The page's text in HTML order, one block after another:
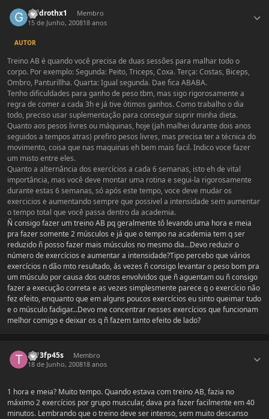
galdrothx1
Membro
15 de Junho, 200818 anos
AUTOR
Treino AB é quando você precisa de duas sessões para malhar todo o
corpo. Por exemplo: Segunda: Peito, Triceps, Coxa. Terça: Costas, Biceps,
Ombro, Panturillha. Quarta: Igual segunda. Dae fica ABABA.
Tenho dificuldades para ganho de peso tbm, mas sigo rigorosamente a
regra de comer a cada 3h e já tive ótimos ganhos. Como trabalho o dia
todo, preciso usar suplementação para conseguir suprir minha dieta.
Quanto aos pesos livres ou máquinas, hoje (jah malhei durante dois anos
seguidos a tempos atras) prefiro pesos livres, mas precisa ter a técnica do
movimento, coisa que nas maquinas eh bem mais facil. Indico voce fazer
um misto entre eles.
Quanto a alternância dos exercícios a cada 6 semanas, isto eh de vital
importância, mas você deve montar uma rotina e segui-la rigorosamente
durante estas 6 semanas, só após este tempo, voce deve mudar os
exercicios e aumentando sempre que possivel a intensidade sem aumentar
o tempo total que você passa dentro da academia.
Ñ consigo fazer um treino AB pq geralmente tô levando uma hora e meia
pra fazer somente 2 músculos e já que o tempo na academia tem q ser
reduzido ñ posso fazer mais músculos no mesmo dia...Devo reduzir o
número de exercícios e aumentar a intensidade?Tipo percebo que vários
exercícios n dão mto resultado, ás vezes ñ consigo levantar o peso bom pra
um músculo por causa dos outros envolvidos que ñ aguentam ou ñ consigo
fazer a execução correta e as vezes simplesmente parece q o exercício não
fez efeito, enquanto que em alguns poucos exercícios eu sinto queimar tudo
e o músculo fadigar...Devo me concentrar nesses exercícios que funcionam
melhor comigo e deixar os q ñ fazem tanto efeito de lado?
th13fp45s
Membro
18 de Junho, 200818 anos
1 hora e meia? Muito tempo. Quando estava com treino AB, fazia no
máximo 2 exercícios por grupo muscular, dava pra fazer facilmente em 40
minutos. Lembrando que o treino deve ser intenso, sem muito descanso